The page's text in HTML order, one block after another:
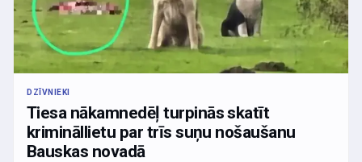
DZĪVNIEKI
Tiesa nākamnedēļ turpinās skatīt
krimināllietu par trīs suņu nošaušanu
Bauskas novadā